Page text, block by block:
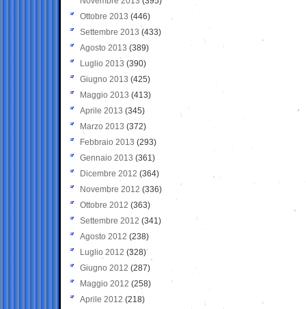
Ottobre 2013 (446)
Settembre 2013 (433)
Agosto 2013 (389)
Luglio 2013 (390)
Giugno 2013 (425)
Maggio 2013 (413)
Aprile 2013 (345)
Marzo 2013 (372)
Febbraio 2013 (293)
Gennaio 2013 (361)
Dicembre 2012 (364)
Novembre 2012 (336)
Ottobre 2012 (363)
Settembre 2012 (341)
Agosto 2012 (238)
Luglio 2012 (328)
Giugno 2012 (287)
Maggio 2012 (258)
Aprile 2012 (218)